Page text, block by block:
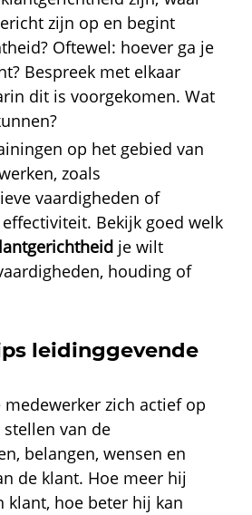
zijn op en begint
Oftewel: hoever ga je
Bespreek met elkaar
dit is voorgekomen. Wat
op het gebied van
, zoals
vaardigheden of
Bekijk goed welk
je wilt
houding of
leidinggevende
zich actief op
van de
belangen, wensen en
de klant. Hoe meer hij
klant, hoe beter hij kan